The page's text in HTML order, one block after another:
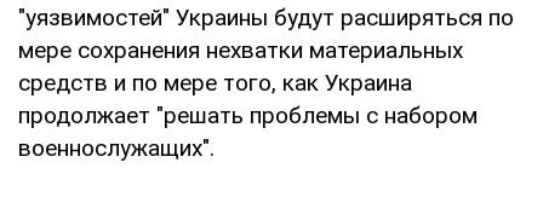
"уязвимостей" Украины будут расширяться по
мере сохранения нехватки материальных
средств и по мере того, как Украина
продолжает "решать проблемы с набором
военнослужащих".